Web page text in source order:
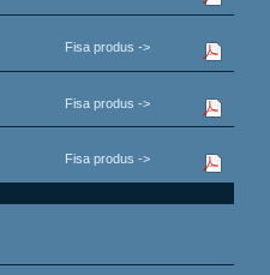
Fisa produs ->
Fisa produs ->
Fisa produs ->